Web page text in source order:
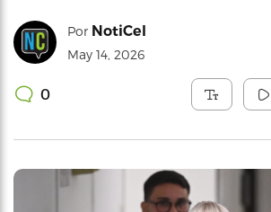
Por NotiCel
May 14, 2026
0